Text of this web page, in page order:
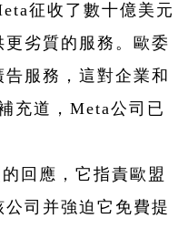
征收了數十億美元
劣質的服務。歐委
服務，這對企業和
充道，Meta公司已
回應，它指責歐盟
司并強迫它免費提